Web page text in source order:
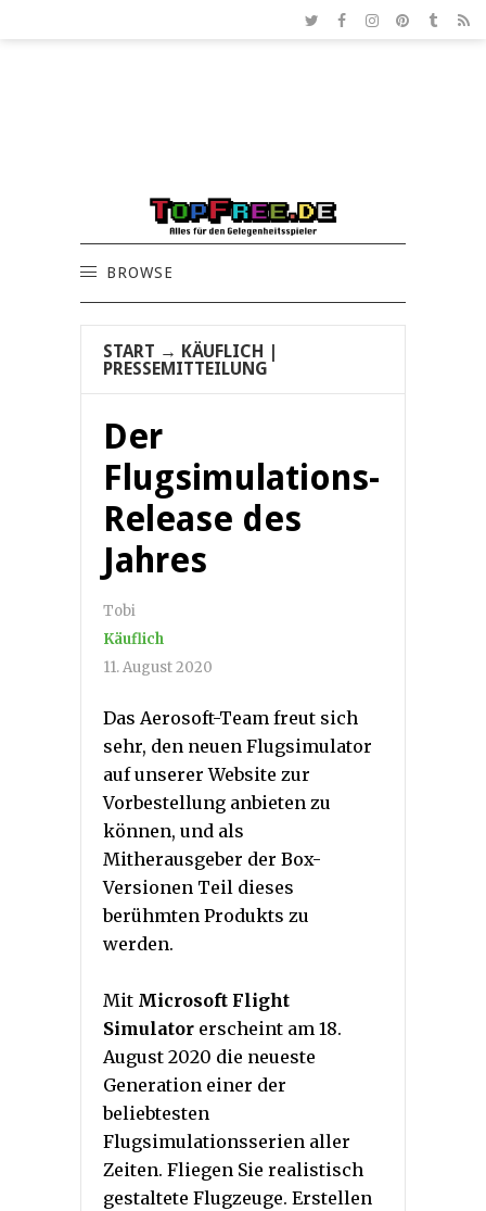
BROWSE
START → KÄUFLICH
PRESSEMITTEILUNG
Der
Flugsimulations-
Release des
Jahres
Tobi
Käuflich
11. August 2020
Das Aerosoft-Team freut sich
sehr, den neuen Flugsimulator
auf unserer Website zur
Vorbestellung anbieten zu
können, und als
Mitherausgeber der Box-
Versionen Teil dieses
berühmten Produkts zu
werden.
Mit Microsoft Flight
Simulator erscheint am 18.
August 2020 die neueste
Generation einer der
beliebtesten
Flugsimulationsserien aller
Zeiten. Fliegen Sie realistisch
gestaltete Flugzeuge. Erstellen